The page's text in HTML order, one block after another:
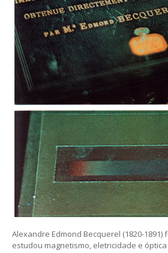
Alexandre Edmond Becquerel (1820-
estudou magnetismo, eletricidade e